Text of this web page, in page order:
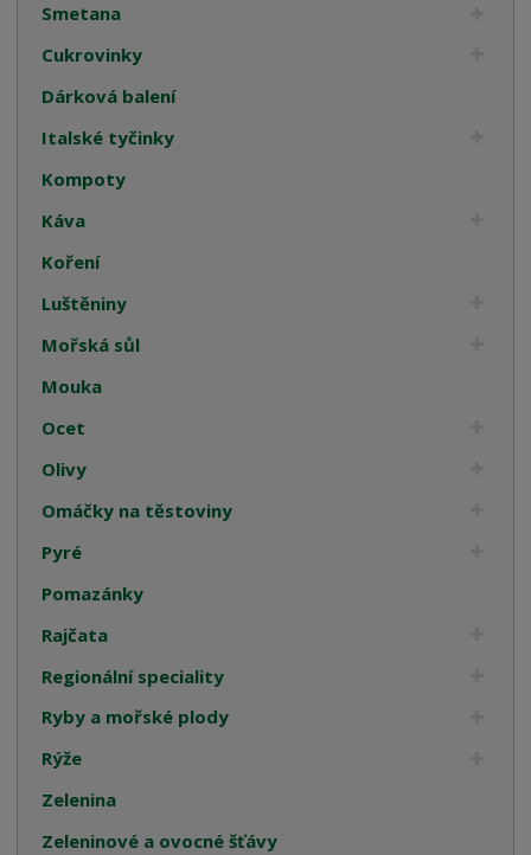
Smetana
Cukrovinky
Dárková balení
Italské tyčinky
Kompoty
Káva
Koření
Luštěniny
Mořská sůl
Mouka
Ocet
Olivy
Omáčky na těstoviny
Pyré
Pomazánky
Rajčata
Regionální speciality
Ryby a mořské plody
Rýže
Zelenina
Zeleninové a ovocné šťávy